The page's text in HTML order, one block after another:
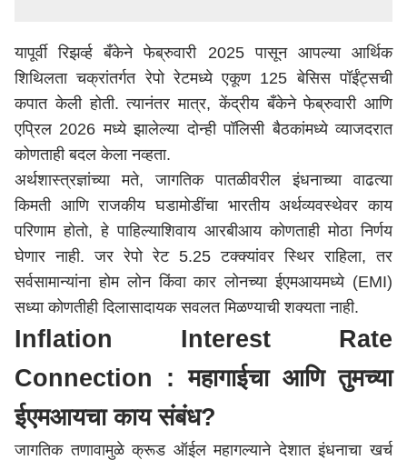
यापूर्वी रिझर्व्ह बँकेने फेब्रुवारी 2025 पासून आपल्या आर्थिक
शिथिलता चक्रांतर्गत रेपो रेटमध्ये एकूण 125 बेसिस पॉईंट्सची
कपात केली होती. त्यानंतर मात्र, केंद्रीय बँकेने फेब्रुवारी आणि
एप्रिल 2026 मध्ये झालेल्या दोन्ही पॉलिसी बैठकांमध्ये व्याजदरात
कोणताही बदल केला नव्हता.
अर्थशास्त्रज्ञांच्या मते, जागतिक पातळीवरील इंधनाच्या वाढत्या
किमती आणि राजकीय घडामोडींचा भारतीय अर्थव्यवस्थेवर काय
परिणाम होतो, हे पाहिल्याशिवाय आरबीआय कोणताही मोठा निर्णय
घेणार नाही. जर रेपो रेट 5.25 टक्क्यांवर स्थिर राहिला, तर
सर्वसामान्यांना होम लोन किंवा कार लोनच्या ईएमआयमध्ये (EMI)
सध्या कोणतीही दिलासादायक सवलत मिळण्याची शक्यता नाही.
Inflation Interest Rate
Connection : महागाईचा आणि तुमच्या
ईएमआयचा काय संबंध?
जागतिक तणावामुळे क्रूड ऑईल महागल्याने देशात इंधनाचा खर्च